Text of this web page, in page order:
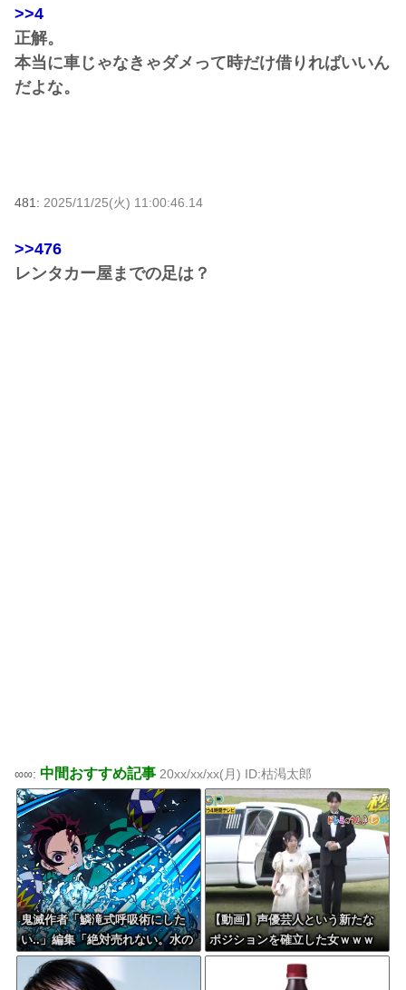
>>4
正解。
本当に車じゃなきゃダメって時だけ借りればいいん
だよな。
481: 2025/11/25(火) 11:00:46.14
>>476
レンタカー屋までの足は？
∞∞: 中間おすすめ記事 20xx/xx/xx(月) ID:枯渇太郎
鬼滅作者「鱗滝式呼吸術にした
い..」編集「絶対売れない。水の
呼吸にしましょう」
【動画】声優芸人という新たな
ポジションを確立した女ｗｗｗ
ｗｗｗｗｗｗｗｗｗｗｗｗｗｗ